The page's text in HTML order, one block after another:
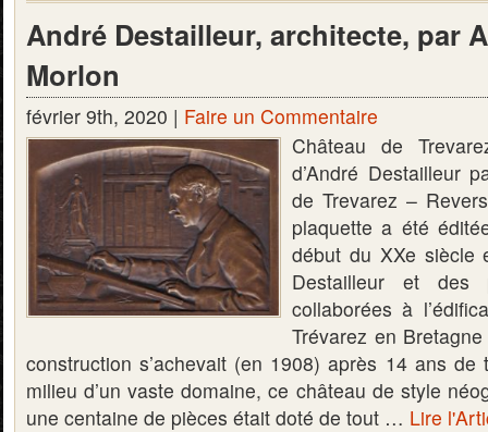
André Destailleur, architecte, par
Morlon
février 9th, 2020 | Faire un Commentaire
Château de
d’André Destailleur
de Trevarez –
plaquette a été
début du XXe siècle
Destailleur et des
collaborées à
Trévarez en
construction s’achevait (en 1908) après 14 ans de
milieu d’un vaste domaine, ce château de style
une centaine de pièces était doté de tout … Lire